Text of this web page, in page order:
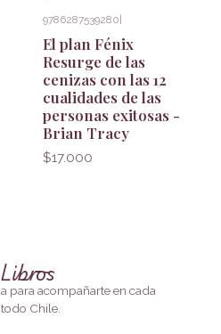
9786287539280|
El plan Fénix
Resurge de las
cenizas con las 12
cualidades de las
personas exitosas -
Brian Tracy
$17.000
para acompañarte en cada
Chile.